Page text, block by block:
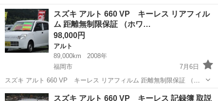
ロしか走っていませんので、走行にはなんの問題もありません。 車検
は入っておりません。 交渉応じます。
福岡 福岡市 アルト カー
スズキ アルト 660 VP キーレス リアフィル
ム 距離無制限保証 （ホワ…
98,000円
アルト
89,000km
2008年
福岡市
7月6日
スズキ アルト 660 VP キーレス リアフィルム 距離無制限保証 （ホ
ワイト） ハッチバック 軽自動車 本体価格 98,000円 年式(初度登録
福岡 福岡市 アルト 軽自動車
スズキ アルト 660 VP キーレス 記録簿 取説